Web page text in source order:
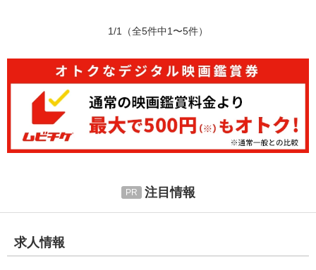
1/1 （全5件中1〜5件）
注目情報
求人情報